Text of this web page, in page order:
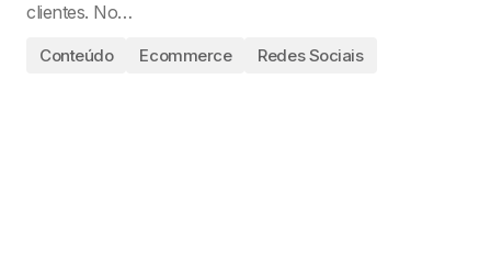
clientes. No…
Conteúdo Ecommerce Redes Sociais